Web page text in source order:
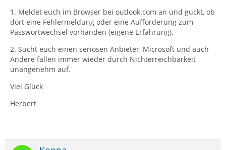
1. Meldet euch im Browser bei outlook.com an und guckt, ob
dort eine Fehlermeldung oder eine Aufforderung zum
Passwortwechsel vorhanden (eigene Erfahrung).
2. Sucht euch einen seriösen Anbieter, Microsoft und auch
Andere fallen immer wieder durch Nichterreichbarkeit
unangenehm auf.
Viel Glück
Herbert